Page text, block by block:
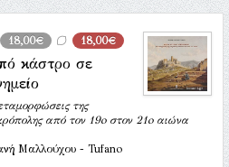
18,00€ 18,00€
κάστρο σε
της
από τον 19o στον 21o αιώνα
Μαλλούχου - Tufano